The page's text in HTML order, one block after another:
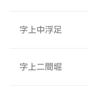
字上中浮足
字上二間堀